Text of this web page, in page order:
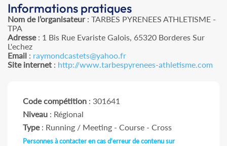
Informations pratiques
Nom de l’organisateur: TARBES PYRENEES ATHLETISME -
TPA
Adresse: 1 Bis Rue Evariste Galois, 65320 Borderes Sur
L'echez
Email : raymondcastets@yahoo.fr
Site internet : http://www.tarbespyrenees-athletisme.com
Code compétition : 301641
Niveau : Régional
Type: Running / Meeting - Course - Cross
Personnes à contacter en cas d'erreur de contenu sur